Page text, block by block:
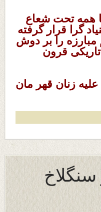
همه تحت شعاع
گرا قرار گرفته
را بر دوش
قرون
زنان قهر مان